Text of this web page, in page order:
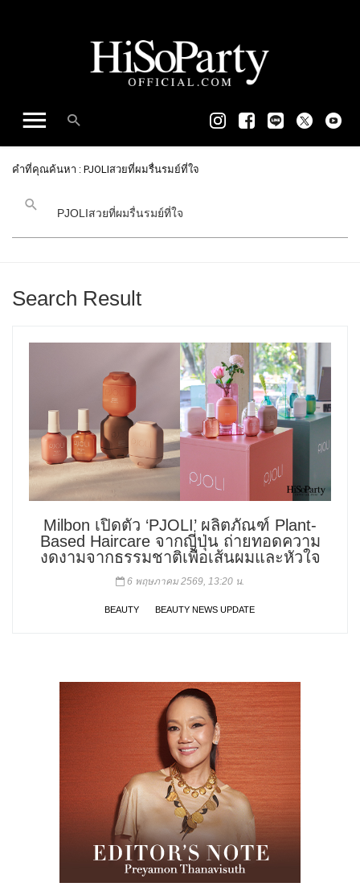
คำที่คุณค้นหา : PJOLIสวยที่ผมรื่นรมย์ที่ใจ
Search Result
Milbon เปิดตัว ‘PJOLI’ ผลิตภัณฑ์ Plant-
Based Haircare จากญี่ปุ่น ถ่ายทอดความ
งดงามจากธรรมชาติเพื่อเส้นผมและหัวใจ
6 พฤษภาคม 2569, 13:20 น.
BEAUTY BEAUTY NEWS UPDATE